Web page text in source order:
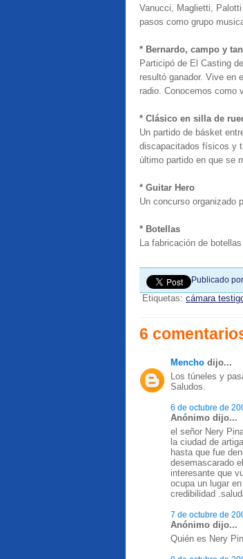
Vanucci, Maglietti,
pasos como grupo
* Bernardo, campo y
Participó de El Casting
resultó ganador. Vive en
radio. Conocemos como
* Clásico en silla de
Un partido de básket
discapacitados físicos y
último partido en que se
* Guitar Hero
Un concurso organizado
* Botellas
La fabricación de
Publicado por
Etiquetas: cámara
6
Mencho dijo...
Los túneles y
Saludos.
6 de octubre de
Anónimo dijo...
el señor Nery
la ciudad de
hasta que fue
desemascarado
interesante que
ocupa un lugar
credibilidad
7 de octubre de
Anónimo dijo...
Quién es Nery